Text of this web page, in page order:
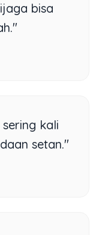
bisa
kali
setan."